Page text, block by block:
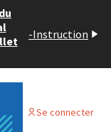
-Instruction
Se connecter